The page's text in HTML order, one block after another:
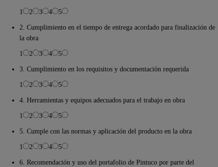
1
2 3 4
5
2. Cumplimiento en el tiempo de entrega acordado para finalización de
la obra
1
2 3 4
5
3. Cumplimiento en los requisitos y documentación requerida
1
2 3 4
5
4. Herramientas y equipos adecuados para el trabajo en obra
1
2 3 4
5
5. Cumple con las normas y aplicación del producto en la obra
1
2 3 4
5
6. Recomendación y uso del portafolio de Pintuco por parte del